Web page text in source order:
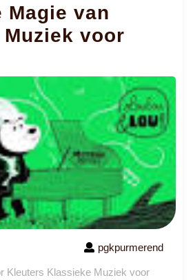
Magie van
voor
pgkpurmerend
Kleuters Klassieke Muziek voor